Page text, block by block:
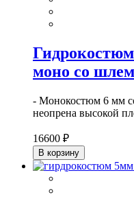
моно со
- Монокостюм 6 мм
неопрена высокой
16600 ₽
В корзину